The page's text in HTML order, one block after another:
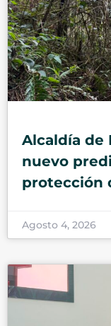
Alcaldía de
nuevo
protección
Agosto 4, 2026